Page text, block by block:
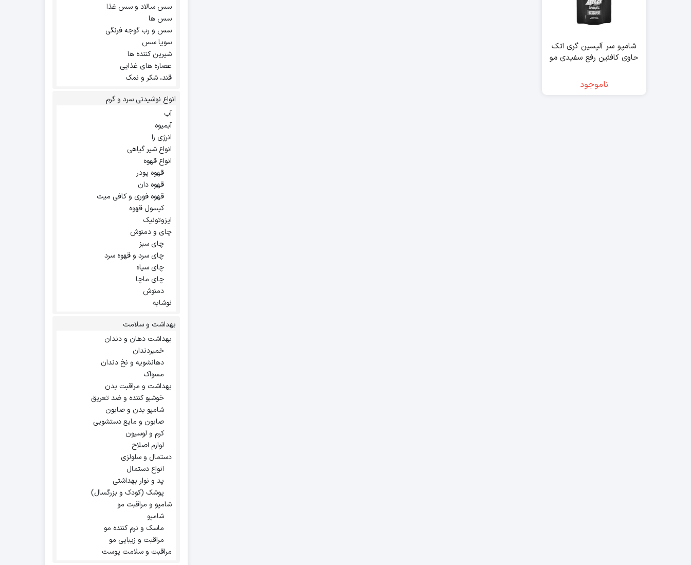
شامپو سر آلپسین گری اتک
حاوی کافئین رفع سفیدی مو
ناموجود
سس سالاد و سس غذا
سس ها
سس و رب گوجه فرنگی
سویا سس
شیرین کننده ها
عصاره های غذایی
قند، شکر و نمک
انواع نوشیدنی سرد و گرم
آب
آبمیوه
انرژی زا
انواع شیر گیاهی
انواع قهوه
قهوه پودر
قهوه دان
قهوه فوری و کافی میت
کپسول قهوه
ایزوتونیک
چای و دمنوش
چای سبز
چای سرد و قهوه سرد
چای سیاه
چای ماچا
دمنوش
نوشابه
بهداشت و سلامت
بهداشت دهان و دندان
خمیردندان
دهانشویه و نخ دندان
مسواک
بهداشت و مراقبت بدن
خوشبو کننده و ضد تعریق
شامپو بدن و صابون
صابون و مایع دستشویی
کرم و لوسیون
لوازم اصلاح
دستمال و سلولزی
انواع دستمال
پد و نوار بهداشتی
پوشک (کودک و بزرگسال)
شامپو و مراقبت مو
شامپو
ماسک و نرم کننده مو
مراقبت و زیبایی مو
مراقبت و سلامت پوست